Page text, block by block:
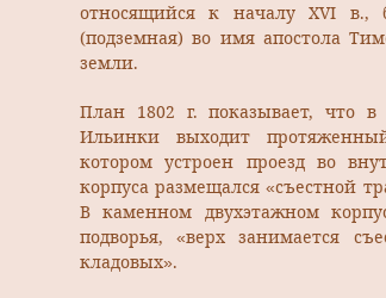
относящийся к началу XVI
(подземная) во имя апостола
земли.
План 1802 г. показывает, что
Ильинки выходит
котором устроен проезд во
корпуса размещался «съестной
В каменном двухэтажном
подворья, «верх занимается
кладовых».